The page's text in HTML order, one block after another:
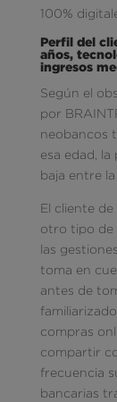
100%
Perfil del
años,
ingresos
Según el
por
neobancos
esa edad,
baja entre
El cliente
otro tipo de
las
toma en
antes de
compras
compartir
frecuencia
bancarias